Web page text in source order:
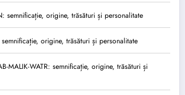
semnificație, origine, trăsături și personalitate
origine, trăsături și personalitate
MALIK-WATR: semnificație, origine, trăsături și